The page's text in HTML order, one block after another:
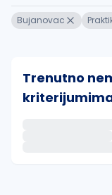
Bujanovac
Trenutno